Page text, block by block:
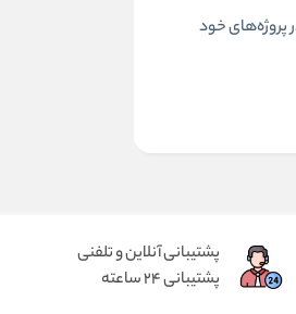
پروژه‌های خود
پشتیبانی آنلاین و تلفنی
پشتیبانی 24 ساعته